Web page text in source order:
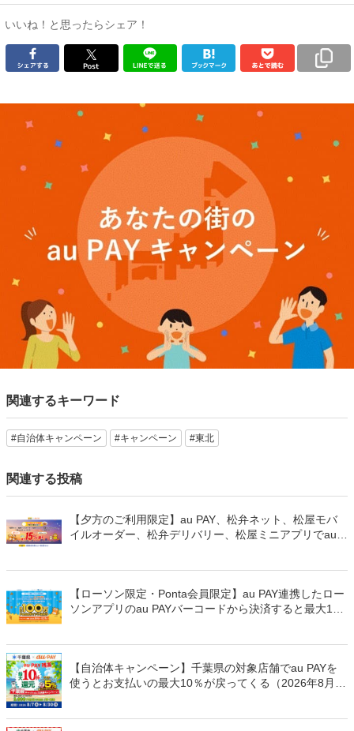
いいね！と思ったらシェア！
関連するキーワード
#自治体キャンペーン #キャンペーン #東北
関連する投稿
【夕方のご利用限定】au PAY、松弁ネット、松屋モバ
イルオーダー、松弁デリバリー、松屋ミニアプリでau
【ローソン限定・Ponta会員限定】au PAY連携したロー
ソンアプリのau PAYバーコードから決済すると最大100
【自治体キャンペーン】千葉県の対象店舗でau PAYを
使うとお支払いの最大10％が戻ってくる（2026年8月7